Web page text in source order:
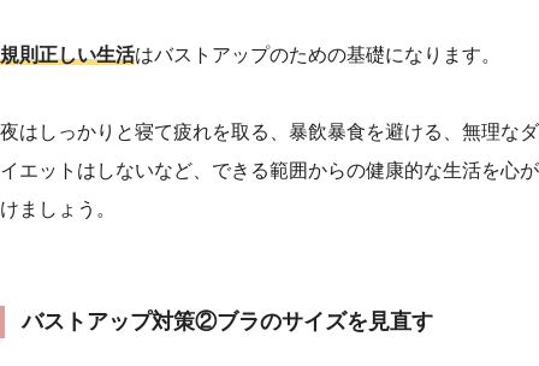
規則正しい生活はバストアップのための基礎になります。
夜はしっかりと寝て疲れを取る、暴飲暴食を避ける、無理なダ
イエットはしないなど、できる範囲からの健康的な生活を心が
けましょう。
バストアップ対策②ブラのサイズを見直す